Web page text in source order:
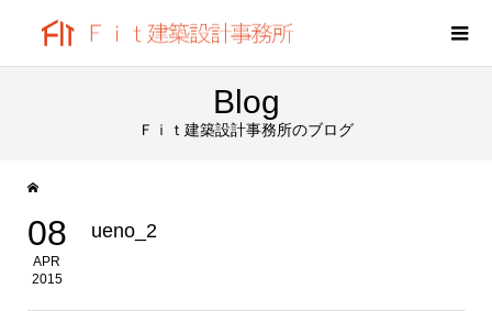
Blog
Ｆｉｔ建築設計事務所のブログ
08
APR
2015
ueno_2